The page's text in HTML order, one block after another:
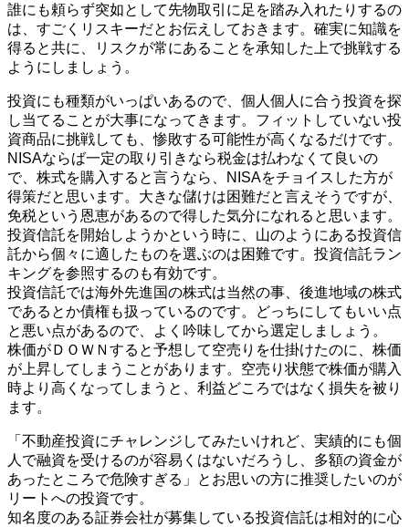
誰にも頼らず突如として先物取引に足を踏み入れたりするの
は、すごくリスキーだとお伝えしておきます。確実に知識を
得ると共に、リスクが常にあることを承知した上で挑戦する
ようにしましょう。
投資にも種類がいっぱいあるので、個人個人に合う投資を探
し当てることが大事になってきます。フィットしていない投
資商品に挑戦しても、惨敗する可能性が高くなるだけです。
NISAならば一定の取り引きなら税金は払わなくて良いの
で、株式を購入すると言うなら、NISAをチョイスした方が
得策だと思います。大きな儲けは困難だと言えそうですが、
免税という恩恵があるので得した気分になれると思います。
投資信託を開始しようかという時に、山のようにある投資信
託から個々に適したものを選ぶのは困難です。投資信託ラン
キングを参照するのも有効です。
投資信託では海外先進国の株式は当然の事、後進地域の株式
であるとか債権も扱っているのです。どっちにしてもいい点
と悪い点があるので、よく吟味してから選定しましょう。
株価がＤＯＷＮすると予想して空売りを仕掛けたのに、株価
が上昇してしまうことがあります。空売り状態で株価が購入
時より高くなってしまうと、利益どころではなく損失を被り
ます。
「不動産投資にチャレンジしてみたいけれど、実績的にも個
人で融資を受けるのが容易くはないだろうし、多額の資金が
あったところで危険すぎる」とお思いの方に推奨したいのが
リートへの投資です。
知名度のある証券会社が募集している投資信託は相対的に心